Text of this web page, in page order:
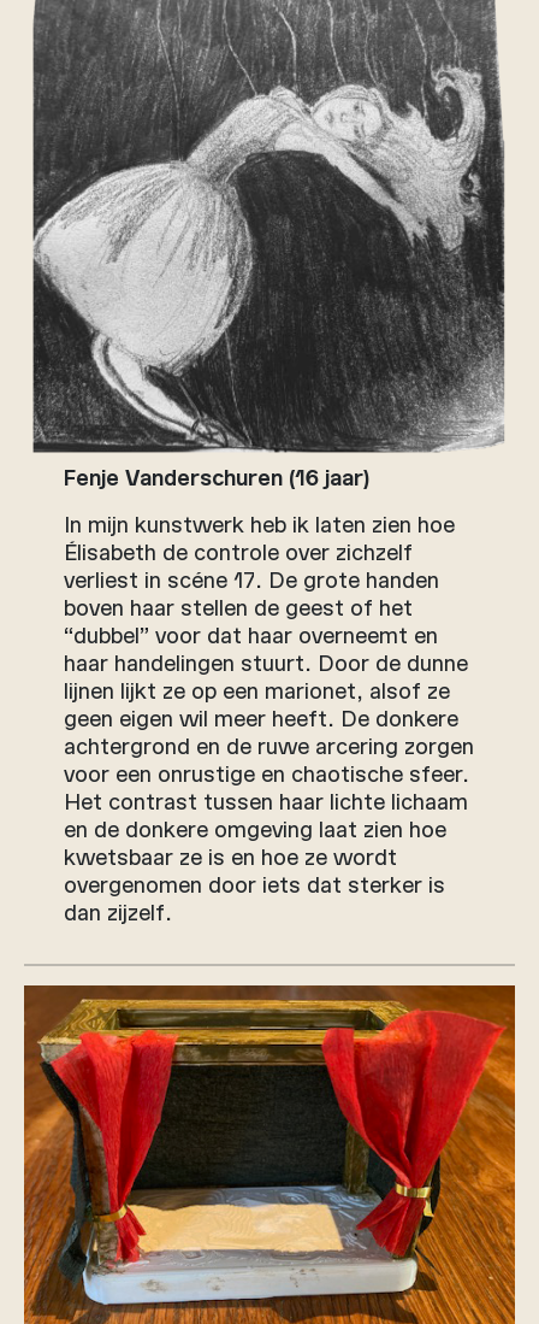
Fenje Vanderschuren (16 jaar)
In mijn kunstwerk heb ik laten zien hoe
Élisabeth de controle over zichzelf
verliest in scéne 17. De grote handen
boven haar stellen de geest of het
“dubbel” voor dat haar overneemt en
haar handelingen stuurt. Door de dunne
lijnen lijkt ze op een marionet, alsof ze
geen eigen wil meer heeft. De donkere
achtergrond en de ruwe arcering zorgen
voor een onrustige en chaotische sfeer.
Het contrast tussen haar lichte lichaam
en de donkere omgeving laat zien hoe
kwetsbaar ze is en hoe ze wordt
overgenomen door iets dat sterker is
dan zijzelf.